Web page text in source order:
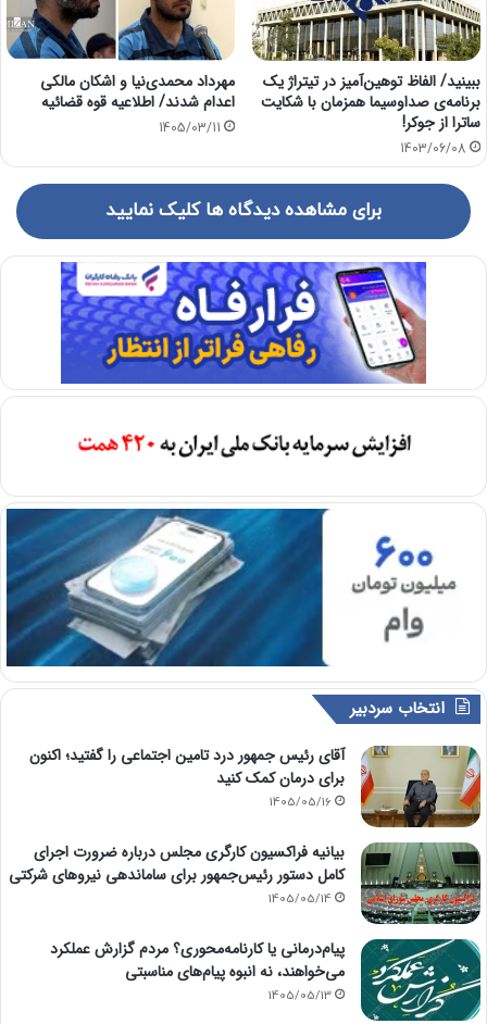
ببینید/ الفاظ توهین‌آمیز در تیتراژ یک
برنامه‌ی صداوسیما همزمان با شکایت
ساترا از جوکر!
1403/06/08
مهرداد محمدی‌نیا و اشکان مالکی
اعدام شدند/ اطلاعیه قوه قضائیه
1405/03/11
برای مشاهده دیدگاه ها کلیک نمایید
انتخاب سردبیر
آقای رئیس جمهور درد تامین اجتماعی را گفتید؛ اکنون
برای درمان کمک کنید
1405/05/16
بیانیه فراکسیون کارگری مجلس درباره ضرورت اجرای
کامل دستور رئیس‌جمهور برای ساماندهی نیروهای شرکتی
1405/05/14
پیام‌درمانی یا کارنامه‌محوری؟ مردم گزارش عملکرد
می‌خواهند، نه انبوه پیام‌های مناسبتی
1405/05/13